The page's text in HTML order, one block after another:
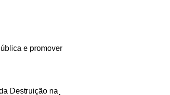
e promover
Destruição na